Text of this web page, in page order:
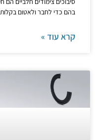
בהם כדי לחבר ולאטום בקלות
קרא עוד »